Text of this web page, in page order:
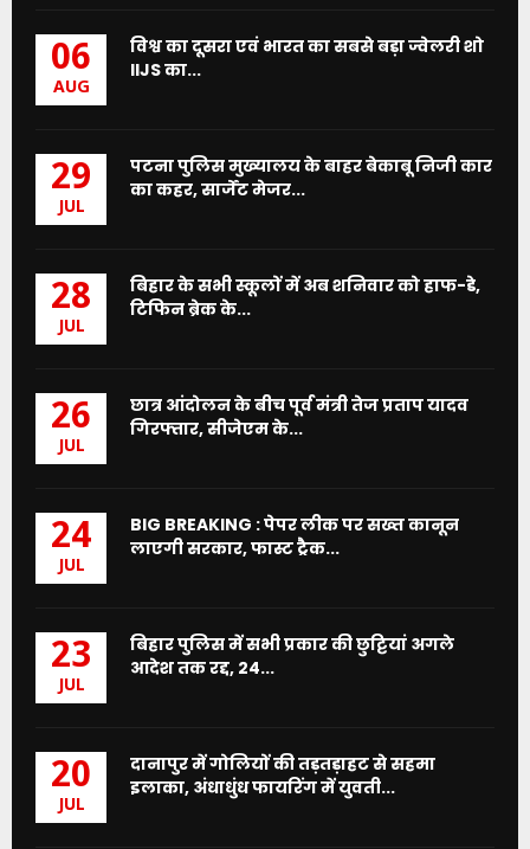
06
AUG
विश्व का दूसरा एवं भारत का सबसे बड़ा ज्वेलरी शो
IIJS का...
29
JUL
पटना पुलिस मुख्यालय के बाहर बेकाबू निजी कार
का कहर, सार्जेंट मेजर...
28
JUL
बिहार के सभी स्कूलों में अब शनिवार को हाफ-डे,
टिफिन ब्रेक के...
26
JUL
छात्र आंदोलन के बीच पूर्व मंत्री तेज प्रताप यादव
गिरफ्तार, सीजेएम के...
24
JUL
BIG BREAKING : पेपर लीक पर सख्त कानून
लाएगी सरकार, फास्ट ट्रैक...
23
JUL
बिहार पुलिस में सभी प्रकार की छुट्टियां अगले
आदेश तक रद्द, 24...
20
JUL
दानापुर में गोलियों की तड़तड़ाहट से सहमा
इलाका, अंधाधुंध फायरिंग में युवती...